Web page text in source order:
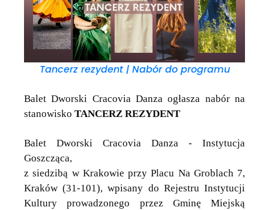
Tancerz rezydent | Nabór do programu
Balet Dworski Cracovia Danzaogłasza nabór na
stanowisko TANCERZ REZYDENT
Balet Dworski Cracovia Danza - Instytucja
Goszcząca,
z siedzibą w Krakowie przy Placu Na Groblach 7,
Kraków (31-101), wpisany do Rejestru Instytucji
Kultury prowadzonego przez Gminę Miejską